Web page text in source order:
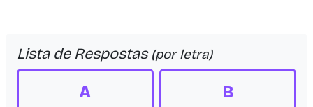
Lista de Respostas (por letra)
A B